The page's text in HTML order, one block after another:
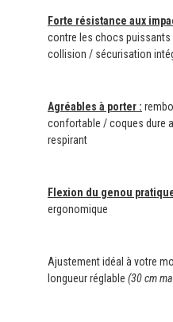
Forte résistance aux
contre les chocs puissants
collision / sécurisation
Agréables à porter :
confortable / coques dure
respirant
Flexion du genou
ergonomique
Ajustement idéal à votre
longueur réglable (30 cm